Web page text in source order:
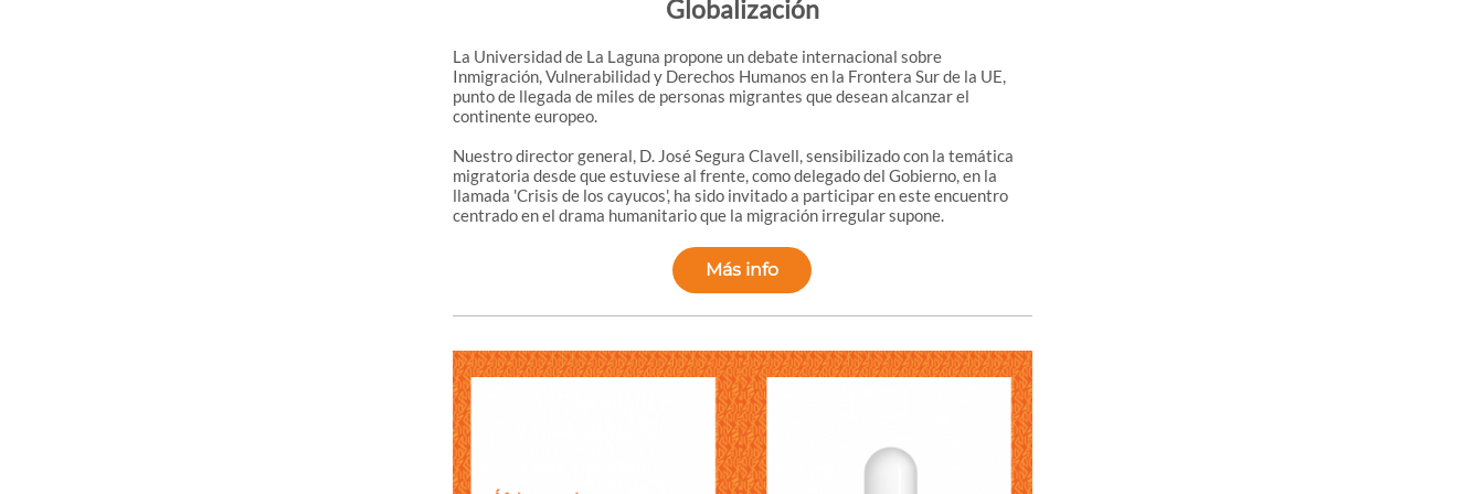
Globalización
La Universidad de La Laguna propone un debate internacional sobre
Inmigración, Vulnerabilidad y Derechos Humanos en la Frontera Sur de la UE,
punto de llegada de miles de personas migrantes que desean alcanzar el
continente europeo.
Nuestro director general, D. José Segura Clavell, sensibilizado con la temática
migratoria desde que estuviese al frente, como delegado del Gobierno, en la
llamada 'Crisis de los cayucos', ha sido invitado a participar en este encuentro
centrado en el drama humanitario que la migración irregular supone.
Más info